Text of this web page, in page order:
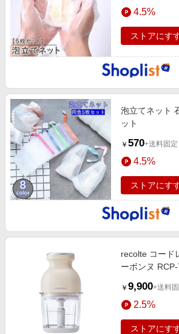
4.5%
ストアにす
泡立てネット
ット
￥ 570+送料固定
4.5%
ストアにす
recolte コード
ーボンヌ
￥ 9,900+送料
2.5%
ストアにす